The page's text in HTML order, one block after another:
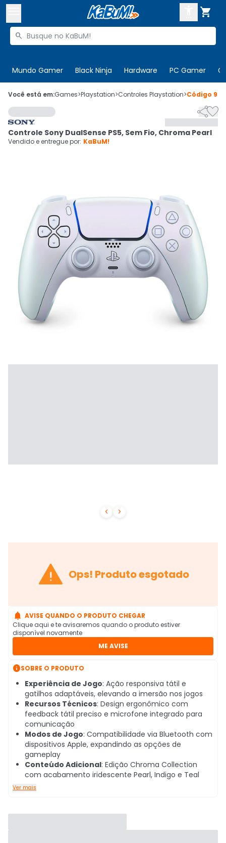

Buscar produtos

Mundo Gamer Black Ninja Hardware PC Gamer
 Olá. Acesse sua conta
 Departamentos
Cupons
CADASTRE-SE
Você está em:Games>Playstation>Controles Playstation>Código
 

Controle Sony DualSense PS5, Sem Fio, Chroma Pearl
Vendido e entregue por: KaBuM!
 Ops! Produto esgotado
 AVISE QUANDO O PRODUTO CHEGAR
Clique aqui e te avisaremos quando o produto estiver
disponível novamente
ME AVISE
SOBRE O PRODUTO
Experiência de Jogo: Ação responsiva tátil e
gatilhos adaptáveis, elevando a imersão nos jogos
Recursos Técnicos: Design ergonômico com
feedback tátil preciso e microfone integrado para
comunicação
Modos de Jogo: Compatibilidade via Bluetooth com
dispositivos Apple, expandindo as opções de
gameplay
Conteúdo Adicional: Edição Chroma Collection
com acabamento iridescente Pearl, Indigo e Teal
Ver mais